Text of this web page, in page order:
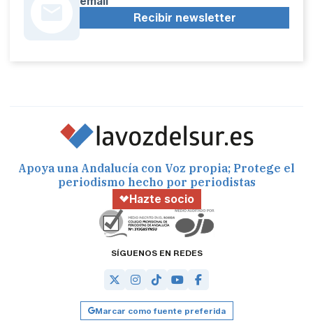
Recibir newsletter
Apoya una Andalucía con Voz propia; Protege el
periodismo hecho por periodistas
Hazte socio
SÍGUENOS EN REDES
Marcar como fuente preferida